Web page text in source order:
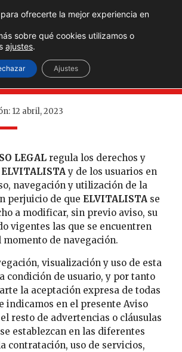
legal
12 abril, 2023
LEGAL regula los derechos y
ELVITALISTAy de los usuarios en
navegación y utilización de la
perjuicio de que ELVITALISTA se
a modificar, sin previo aviso, su
vigentes las que se encuentren
momento de navegación.
visualización y uso de esta
condición de usuario, y por tanto
la aceptación expresa de todas
indicamos en el presente Aviso
resto de advertencias o cláusulas
establezcan en las diferentes
contratación, uso de servicios,
ofrecerte la mejor experiencia en
sobre qué cookies utilizamos o
ajustes.
Ajustes